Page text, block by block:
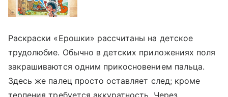
Раскраски «Ерошки» рассчитаны на детское
трудолюбие. Обычно в детских приложениях поля
закрашиваются одним прикосновением пальца.
Здесь же палец просто оставляет след; кроме
терпения требуется аккуратность. Через